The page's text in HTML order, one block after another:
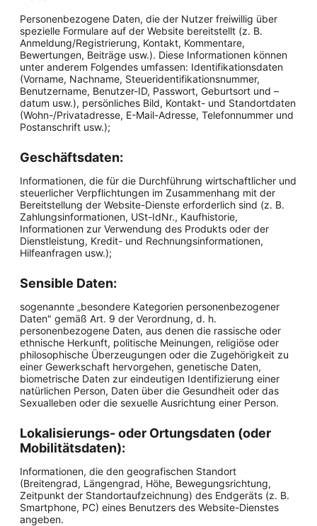
Personenbezogene Daten, die der Nutzer freiwillig über
spezielle Formulare auf der Website bereitstellt (z. B.
Anmeldung/Registrierung, Kontakt, Kommentare,
Bewertungen, Beiträge usw.). Diese Informationen können
unter anderem Folgendes umfassen: Identifikationsdaten
(Vorname, Nachname, Steueridentifikationsnummer,
Benutzername, Benutzer-ID, Passwort, Geburtsort und –
datum usw.), persönliches Bild, Kontakt- und Standortdaten
(Wohn-/Privatadresse, E-Mail-Adresse, Telefonnummer und
Postanschrift usw.);
Geschäftsdaten:
Informationen, die für die Durchführung wirtschaftlicher und
steuerlicher Verpflichtungen im Zusammenhang mit der
Bereitstellung der Website-Dienste erforderlich sind (z. B.
Zahlungsinformationen, USt-IdNr., Kaufhistorie,
Informationen zur Verwendung des Produkts oder der
Dienstleistung, Kredit- und Rechnungsinformationen,
Hilfeanfragen usw.);
Sensible Daten:
sogenannte „besondere Kategorien personenbezogener
Daten" gemäß Art. 9 der Verordnung, d. h.
personenbezogene Daten, aus denen die rassische oder
ethnische Herkunft, politische Meinungen, religiöse oder
philosophische Überzeugungen oder die Zugehörigkeit zu
einer Gewerkschaft hervorgehen, genetische Daten,
biometrische Daten zur eindeutigen Identifizierung einer
natürlichen Person, Daten über die Gesundheit oder das
Sexualleben oder die sexuelle Ausrichtung einer Person.
Lokalisierungs- oder Ortungsdaten (oder
Mobilitätsdaten):
Informationen, die den geografischen Standort
(Breitengrad, Längengrad, Höhe, Bewegungsrichtung,
Zeitpunkt der Standortaufzeichnung) des Endgeräts (z. B.
Smartphone, PC) eines Benutzers des Website-Dienstes
angeben.